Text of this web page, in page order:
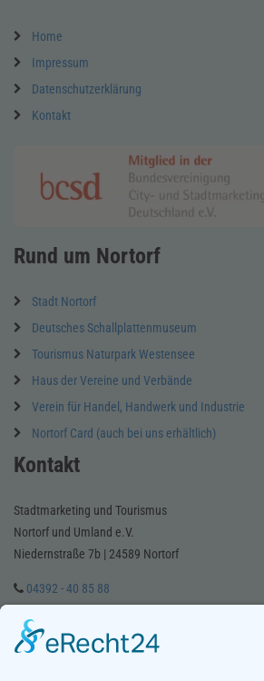
Home
Impressum
Datenschutzerklärung
Kontakt
Rund um Nortorf
Stadt Nortorf
Deutsches Schallplattenmuseum
Tourismus Naturpark Westensee
Haus der Vereine und Verbände
Verein für Handel, Handwerk und Industrie
Nortorf Card (auch bei uns erhältlich)
Kontakt
Stadtmarketing und Tourismus
Nortorf und Umland e.V.
Niedernstraße 7b | 24589 Nortorf
04392 - 40 85 88
Notdienstapotheke und Apotheke